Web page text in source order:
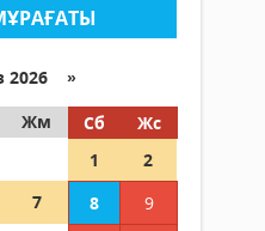
2026 »
Жм Сб
Жс
1
2
7 8
9